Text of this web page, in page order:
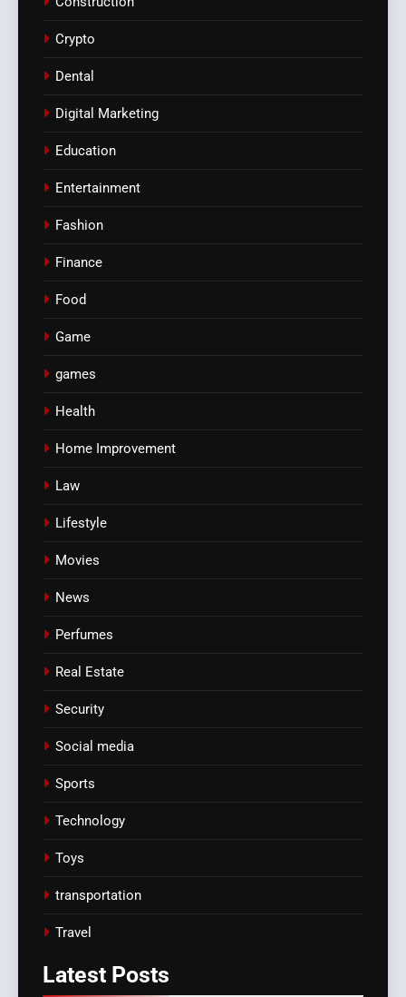
Crypto
Dental
Digital Marketing
Education
Entertainment
Fashion
Finance
Food
Game
games
Health
Home Improvement
Law
Lifestyle
Movies
News
Perfumes
Real Estate
Security
Social media
Sports
Technology
Toys
transportation
Travel
Latest Posts